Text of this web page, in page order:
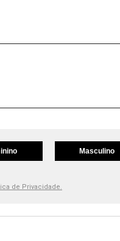
Masculino
de Privacidade.